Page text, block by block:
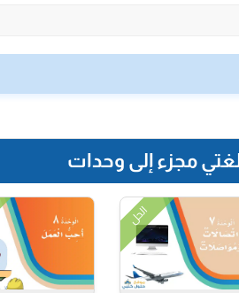
مجزء إلى وحدات
الحل